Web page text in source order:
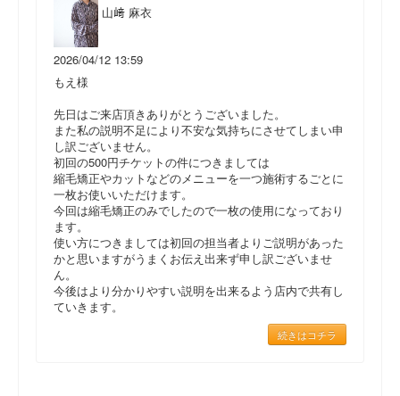
山﨑 麻衣
2026/04/12 13:59
もえ様
先日はご来店頂きありがとうございました。
また私の説明不足により不安な気持ちにさせてしまい申
し訳ございません。
初回の500円チケットの件につきましては
縮毛矯正やカットなどのメニューを一つ施術するごとに
一枚お使いいただけます。
今回は縮毛矯正のみでしたので一枚の使用になっており
ます。
使い方につきましては初回の担当者よりご説明があった
かと思いますがうまくお伝え出来ず申し訳ございませ
ん。
今後はより分かりやすい説明を出来るよう店内で共有し
ていきます。
続きはコチラ